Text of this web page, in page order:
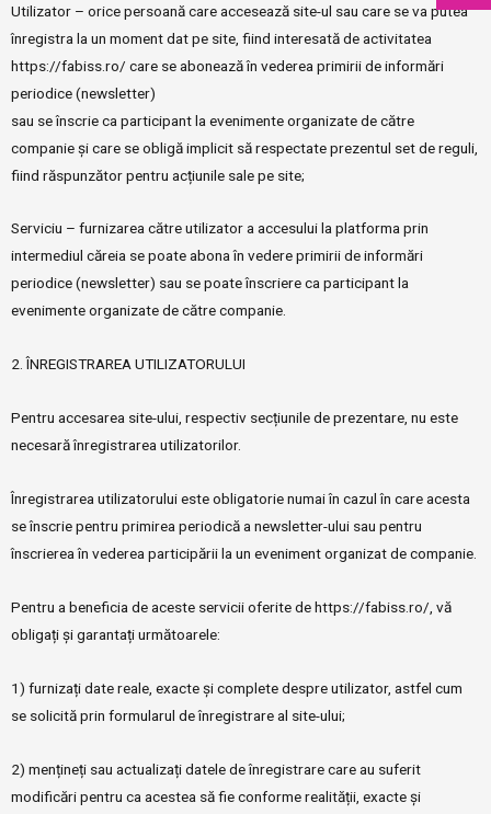
Utilizator – orice persoană care accesează site-ul sau care se va putea
înregistra la un moment dat pe site, fiind interesată de activitatea
https://fabiss.ro/ care se abonează în vederea primirii de informări
periodice (newsletter)
sau se înscrie ca participant la evenimente organizate de către
companie și care se obligă implicit să respectate prezentul set de reguli,
fiind răspunzător pentru acțiunile sale pe site;
Serviciu – furnizarea către utilizator a accesului la platforma prin
intermediul căreia se poate abona în vedere primirii de informări
periodice (newsletter) sau se poate înscriere ca participant la
evenimente organizate de către companie.
2. ÎNREGISTRAREA UTILIZATORULUI
Pentru accesarea site-ului, respectiv secțiunile de prezentare, nu este
necesară înregistrarea utilizatorilor.
Înregistrarea utilizatorului este obligatorie numai în cazul în care acesta
se înscrie pentru primirea periodică a newsletter-ului sau pentru
înscrierea în vederea participării la un eveniment organizat de companie.
Pentru a beneficia de aceste servicii oferite de https://fabiss.ro/, vă
obligați și garantați următoarele:
1) furnizați date reale, exacte și complete despre utilizator, astfel cum
se solicită prin formularul de înregistrare al site-ului;
2) mențineți sau actualizați datele de înregistrare care au suferit
modificări pentru ca acestea să fie conforme realității, exacte și